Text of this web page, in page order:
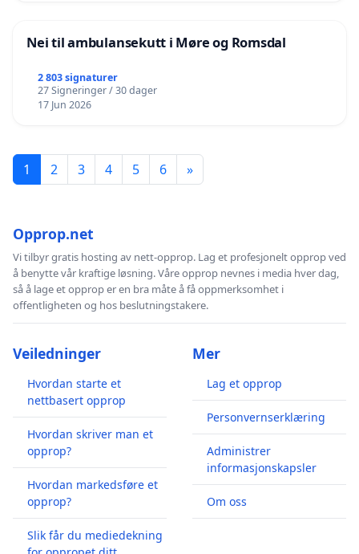
Nei til ambulansekutt i Møre og Romsdal
2 803 signaturer
27 Signeringer / 30 dager
17 Jun 2026
1 2 3 4 5 6 »
Opprop.net
Vi tilbyr gratis hosting av nett-opprop. Lag et profesjonelt opprop ved
å benytte vår kraftige løsning. Våre opprop nevnes i media hver dag,
så å lage et opprop er en bra måte å få oppmerksomhet i
offentligheten og hos beslutningstakere.
Veiledninger
Hvordan starte et
nettbasert opprop
Hvordan skriver man et
opprop?
Hvordan markedsføre et
opprop?
Slik får du mediedekning
Mer
Lag et opprop
Personvernserklæring
Administrer
informasjonskapsler
Om oss